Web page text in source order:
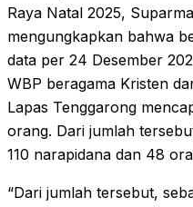
Raya Natal 2025,
mengungkapkan bahwa
data per 24 Desember
WBP beragama Kristen
Lapas Tenggarong
orang. Dari jumlah
110 narapidana dan 48
“Dari jumlah tersebut,